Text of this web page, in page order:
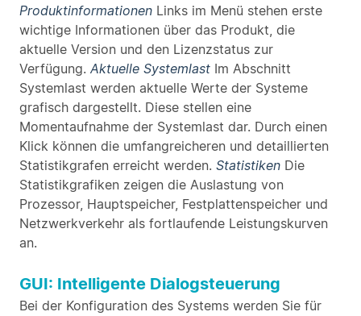
Produktinformationen Links im Menü stehen erste
wichtige Informationen über das Produkt, die
aktuelle Version und den Lizenzstatus zur
Verfügung. Aktuelle Systemlast Im Abschnitt
Systemlast werden aktuelle Werte der Systeme
grafisch dargestellt. Diese stellen eine
Momentaufnahme der Systemlast dar. Durch einen
Klick können die umfangreicheren und detaillierten
Statistikgrafen erreicht werden. Statistiken Die
Statistikgrafiken zeigen die Auslastung von
Prozessor, Hauptspeicher, Festplattenspeicher und
Netzwerkverkehr als fortlaufende Leistungskurven
an.
GUI: Intelligente Dialogsteuerung
Bei der Konfiguration des Systems werden Sie für